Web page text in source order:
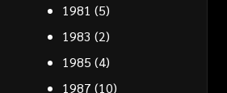
1981 (5)
1983 (2)
1985 (4)
1987 (10)